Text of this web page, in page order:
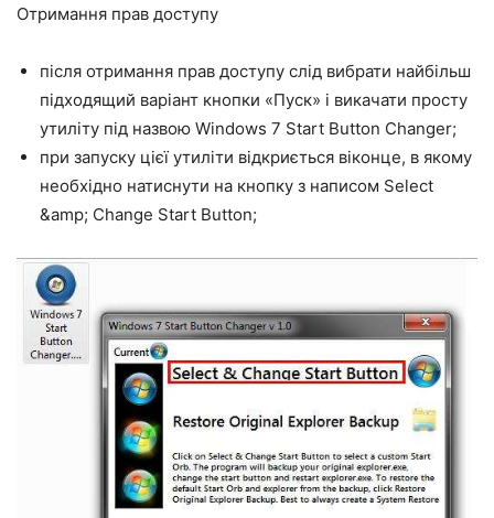
Отримання прав доступу
після отримання прав доступу слід вибрати найбільш
підходящий варіант кнопки «Пуск» і викачати просту
утиліту під назвою Windows 7 Start Button Changer;
при запуску цієї утиліти відкриється віконце, в якому
необхідно натиснути на кнопку з написом Select
&amp; Change Start Button;